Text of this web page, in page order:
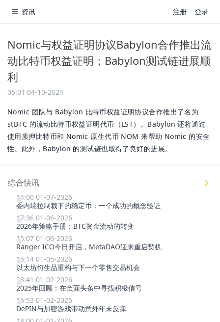
资讯 注册 登录
Nomic与权益证明协议Babylon合作推出流
动比特币权益证明；Babylon测试链进展顺
利
05:01 04-10-2024
Nomic 团队与 Babylon 比特币权益证明协议合作推出了名为
stBTC 的流动比特币权益证明代币（LST）。Babylon 还将通过
使用质押比特币和 Nomic 原生代币 NOM 来帮助 Nomic 的安全
性。此外，Babylon 的测试链也取得了良好的进展。
综合快讯
14:00 01-07-2026
委内瑞拉制裁下的稳定币：一个成功的概念验证
17:36 01-06-2026
2026年策略手册：BTC资金流动的转变
15:07 01-06-2026
Ranger ICO今日开启，MetaDAO迎来重启契机
15:14 01-05-2026
以太坊衍生品重构与下一个零售交易机会
23:41 01-02-2026
2025年回顾：在负面头条中寻找积极信号
16:53 01-02-2026
DePIN与加密游戏带动意外年末反弹